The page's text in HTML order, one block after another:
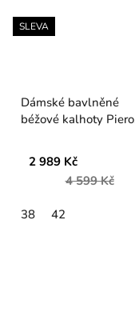
SLEVA
Dámské bavlněné
béžové kalhoty Piero
2 989 Kč
4 599 Kč
38 42